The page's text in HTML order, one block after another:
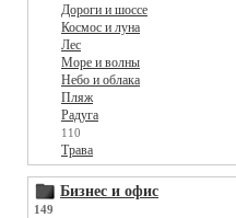
Дороги и шоссе
Космос и луна
Лес
Море и волны
Небо и облака
Пляж
Радуга
110
Трава
Бизнес и офис
149